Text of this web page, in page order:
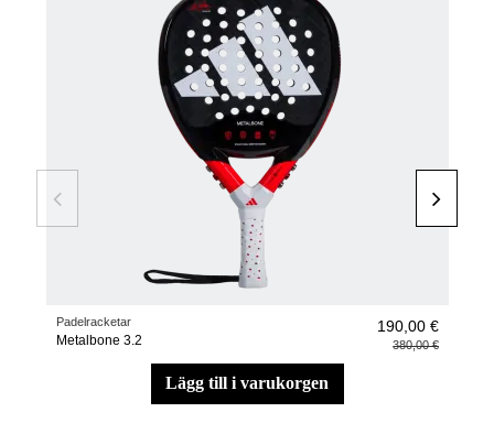
Padelracketar
Metalbone 3.2
190,00 €
380,00 €
lägg till i varukorgen